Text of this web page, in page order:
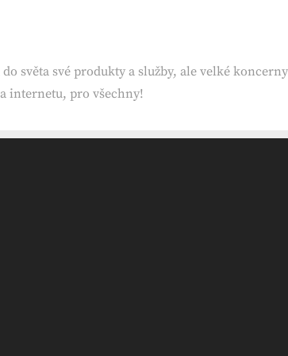
světa své produkty a služby, ale velké
internetu, pro všechny!